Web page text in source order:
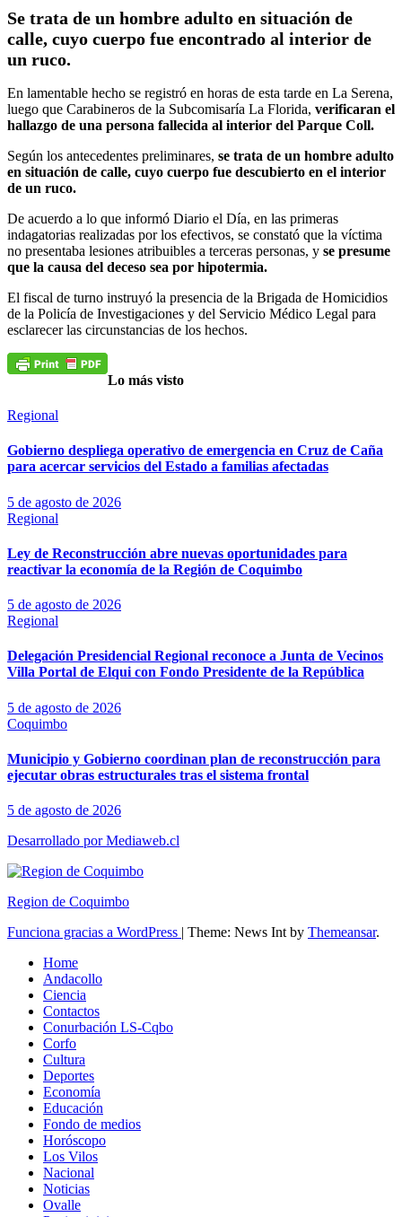
Se trata de un hombre adulto en situación de
calle, cuyo cuerpo fue encontrado al interior de
un ruco.
En lamentable hecho se registró en horas de esta tarde en La Serena,
luego que Carabineros de la Subcomisaría La Florida, verificaran el
hallazgo de una persona fallecida al interior del Parque Coll.
Según los antecedentes preliminares, se trata de un hombre adulto
en situación de calle, cuyo cuerpo fue descubierto en el interior
de un ruco.
De acuerdo a lo que informó Diario el Día, en las primeras
indagatorias realizadas por los efectivos, se constató que la víctima
no presentaba lesiones atribuibles a terceras personas, y se presume
que la causa del deceso sea por hipotermia.
El fiscal de turno instruyó la presencia de la Brigada de Homicidios
de la Policía de Investigaciones y del Servicio Médico Legal para
esclarecer las circunstancias de los hechos.
Lo más visto
Regional
Gobierno despliega operativo de emergencia en Cruz de Caña
para acercar servicios del Estado a familias afectadas
5 de agosto de 2026
Regional
Ley de Reconstrucción abre nuevas oportunidades para
reactivar la economía de la Región de Coquimbo
5 de agosto de 2026
Regional
Delegación Presidencial Regional reconoce a Junta de Vecinos
Villa Portal de Elqui con Fondo Presidente de la República
5 de agosto de 2026
Coquimbo
Municipio y Gobierno coordinan plan de reconstrucción para
ejecutar obras estructurales tras el sistema frontal
5 de agosto de 2026
Desarrollado por Mediaweb.cl
Region de Coquimbo
Funciona gracias a WordPress | Theme: News Int by Themeansar.
Home
Andacollo
Ciencia
Contactos
Conurbación LS-Cqbo
Corfo
Cultura
Deportes
Economía
Educación
Fondo de medios
Horóscopo
Los Vilos
Nacional
Noticias
Ovalle